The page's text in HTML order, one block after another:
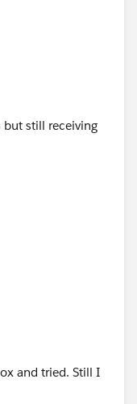
but still receiving
and tried. Still I